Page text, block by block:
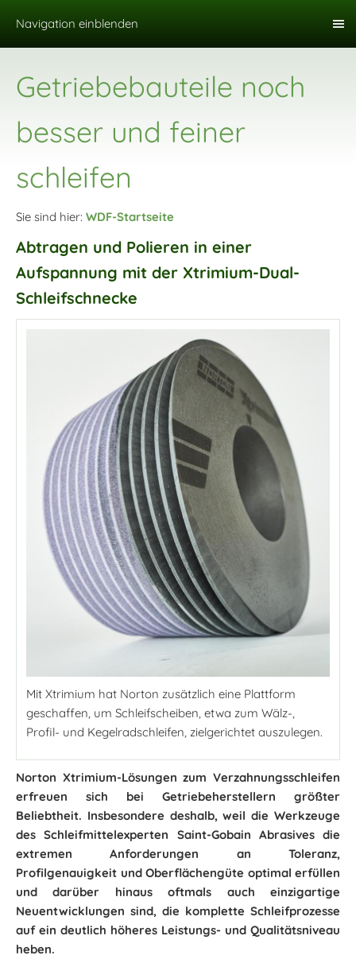
Navigation einblenden
Getriebebauteile noch
besser und feiner
schleifen
Sie sind hier: WDF-Startseite
Abtragen und Polieren in einer
Aufspannung mit der Xtrimium-Dual-
Schleifschnecke
Mit Xtrimium hat Norton zusätzlich eine Plattform
geschaffen, um Schleifscheiben, etwa zum Wälz-,
Profil- und Kegelradschleifen, zielgerichtet auszulegen.
Norton Xtrimium-Lösungen zum Verzahnungsschleifen
erfreuen sich bei Getriebeherstellern größter
Beliebtheit. Insbesondere deshalb, weil die Werkzeuge
des Schleifmittelexperten Saint-Gobain Abrasives die
extremen Anforderungen an Toleranz,
Profilgenauigkeit und Oberflächengüte optimal erfüllen
und darüber hinaus oftmals auch einzigartige
Neuentwicklungen sind, die komplette Schleifprozesse
auf ein deutlich höheres Leistungs- und Qualitätsniveau
heben.